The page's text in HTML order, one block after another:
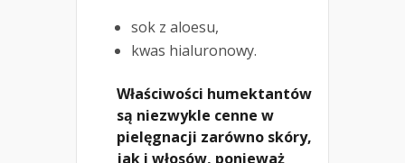
sok z aloesu,
kwas hialuronowy.
Właściwości humektantów
są niezwykle cenne w
pielęgnacji zarówno skóry,
jak i włosów, ponieważ